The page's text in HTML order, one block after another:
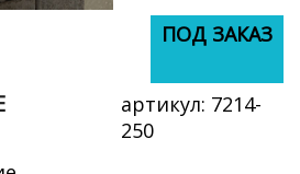
ПОД ЗАКАЗ
артикул: 7214-
250
ПОД ЗАКАЗ